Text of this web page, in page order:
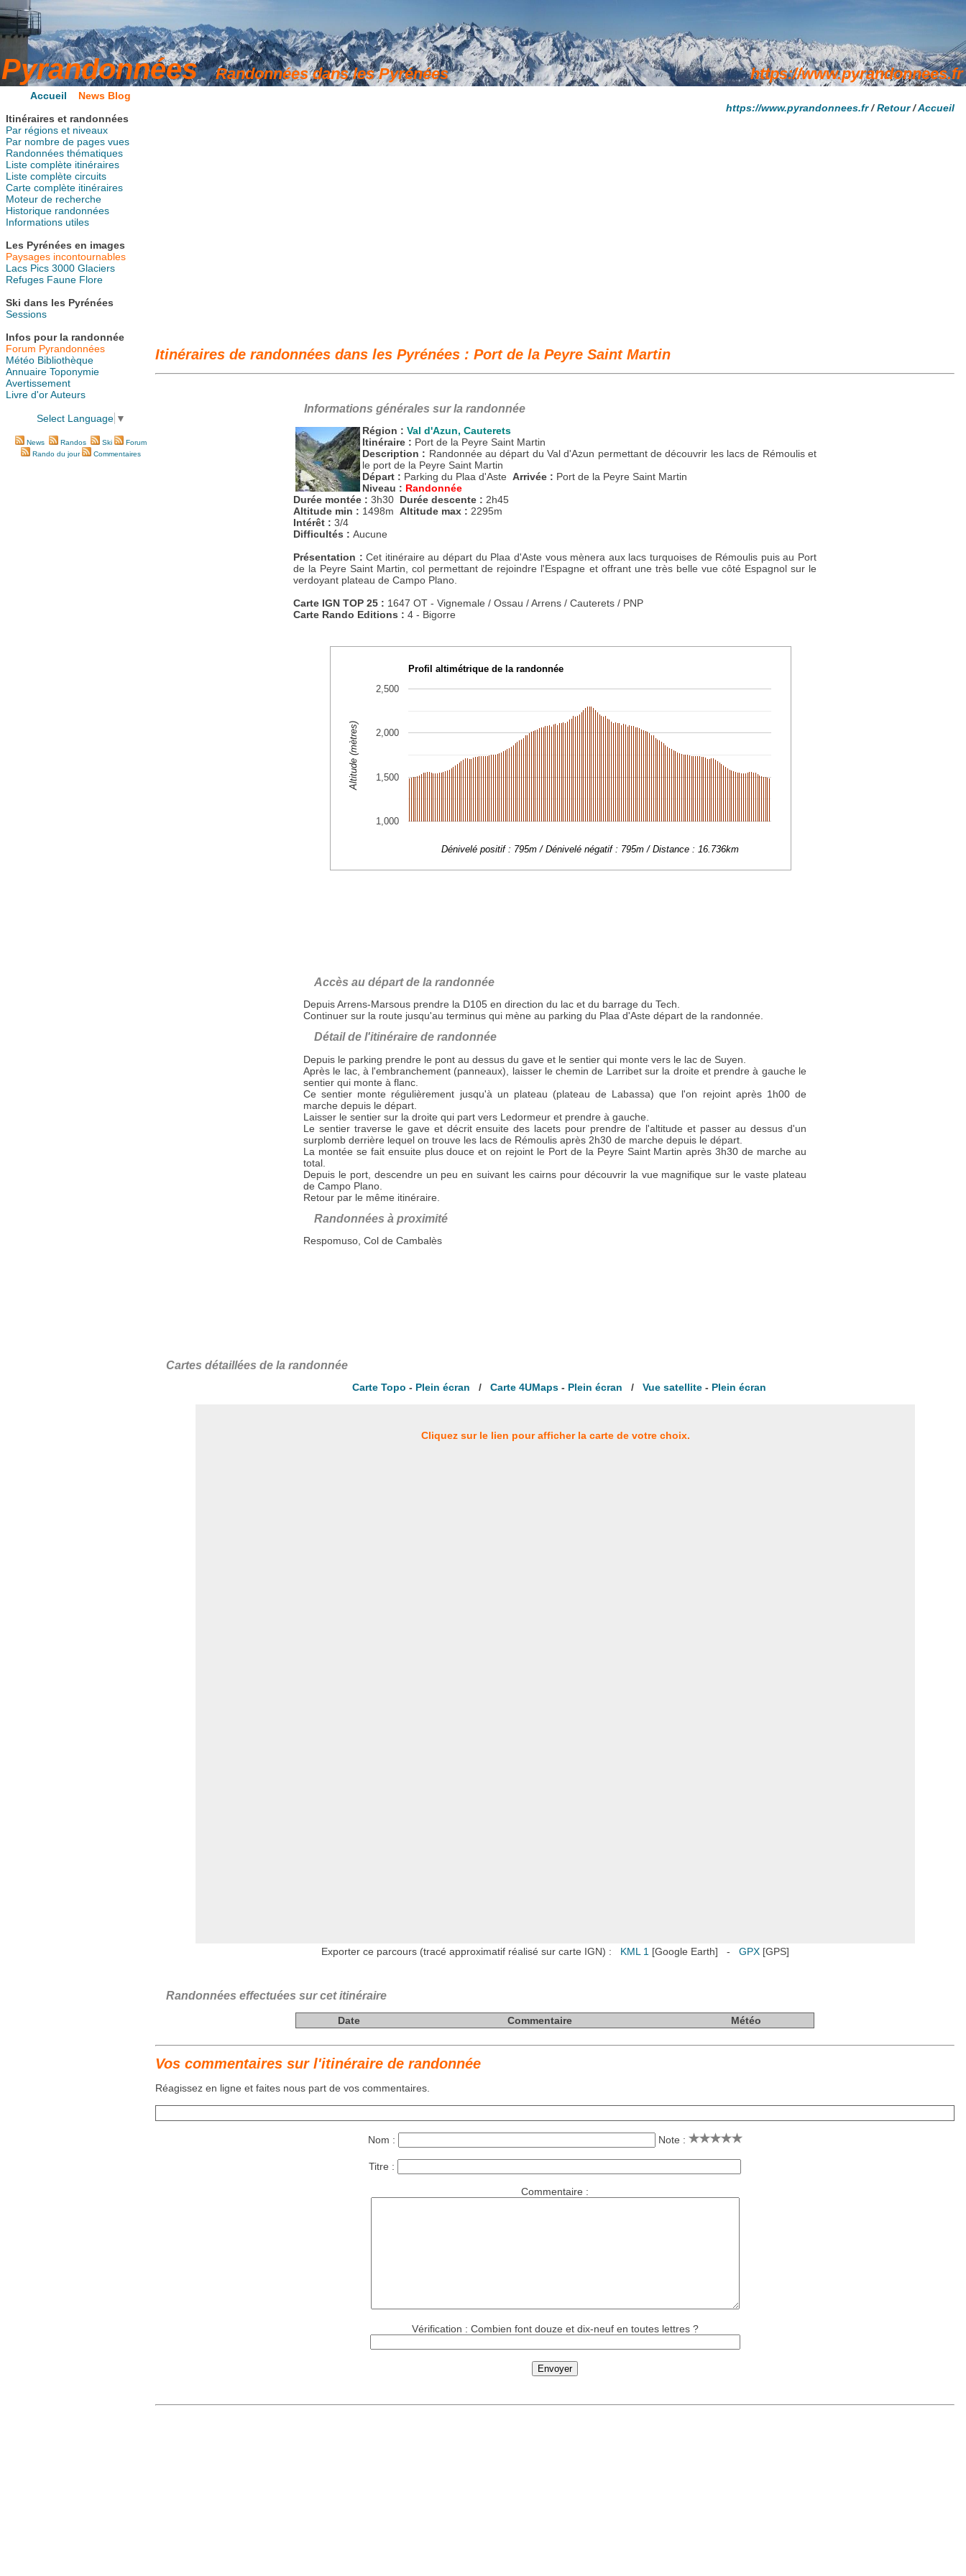
Accueil
News Blog
Itinéraires et randonnées
Par régions et niveaux
Par nombre de pages vues
Randonnées thématiques
Liste complète itinéraires
Liste complète circuits
Carte complète itinéraires
Moteur de recherche
Historique randonnées
Informations utiles
Les Pyrénées en images
Paysages incontournables
Lacs Pics 3000 Glaciers
Refuges Faune Flore
Ski dans les Pyrénées
Sessions
Infos pour la randonnée
Forum Pyrandonnées
Météo Bibliothèque
Annuaire Toponymie
Avertissement
Livre d'orAuteurs
Select Language ▼
News Randos Ski
Forum
Rando du jour
Commentaires
https://www.pyrandonnees.fr/Retour/Accueil
Itinéraires de randonnées dans les Pyrénées : Port de la Peyre Saint Martin
Informations générales sur la randonnée
Région : Val d'Azun, Cauterets
Itinéraire : Port de la Peyre Saint Martin
Description : Randonnée au départ du Val d'Azun permettant de découvrir les lacs de Rémoulis et
le port de la Peyre Saint Martin
Départ : Parking du Plaa d'Aste Arrivée : Port de la Peyre Saint Martin
Niveau : Randonnée
Durée montée : 3h30 Durée descente : 2h45
Altitude min : 1498m Altitude max : 2295m
Intérêt : 3/4
Difficultés : Aucune
Présentation :Cet itinéraire au départ du Plaa d'Aste vous mènera aux lacs turquoises de Rémoulis puis au Port
de la Peyre Saint Martin, col permettant de rejoindre l'Espagne et offrant une très belle vue côté Espagnol sur le
verdoyant plateau de Campo Plano.
Carte IGN TOP 25 : 1647 OT - Vignemale / Ossau / Arrens / Cauterets / PNP
Carte Rando Editions : 4 - Bigorre
Accès au départ de la randonnée
Depuis Arrens-Marsous prendre la D105 en direction du lac et du barrage du Tech.
Continuer sur la route jusqu'au terminus qui mène au parking du Plaa d'Aste départ de la randonnée.
Détail de l'itinéraire de randonnée
Depuis le parking prendre le pont au dessus du gave et le sentier qui monte vers le lac de Suyen.
Après le lac, à l'embranchement (panneaux), laisser le chemin de Larribet sur la droite et prendre à gauche le
sentier qui monte à flanc.
Ce sentier monte régulièrement jusqu'à un plateau (plateau de Labassa) que l'on rejoint après 1h00 de
marche depuis le départ.
Laisser le sentier sur la droite qui part vers Ledormeur et prendre à gauche.
Le sentier traverse le gave et décrit ensuite des lacets pour prendre de l'altitude et passer au dessus d'un
surplomb derrière lequel on trouve les lacs de Rémoulis après 2h30 de marche depuis le départ.
La montée se fait ensuite plus douce et on rejoint le Port de la Peyre Saint Martin après 3h30 de marche au
total.
Depuis le port, descendre un peu en suivant les cairns pour découvrir la vue magnifique sur le vaste plateau
de Campo Plano.
Retour par le même itinéraire.
Randonnées à proximité
Respomuso, Col de Cambalès
Cartes détaillées de la randonnée
Carte Topo - Plein écran / Carte 4UMaps - Plein écran / Vue satellite - Plein écran
Exporter ce parcours (tracé approximatif réalisé sur carte IGN) : KML 1[Google Earth] - GPX[GPS]
Randonnées effectuées sur cet itinéraire
Date Commentaire Météo
Vos commentaires sur l'itinéraire de randonnée
Réagissez en ligne et faites nous part de vos commentaires.
Nom : Note :
Titre :
Commentaire :
Vérification : Combien font douze et dix-neuf en toutes lettres ?